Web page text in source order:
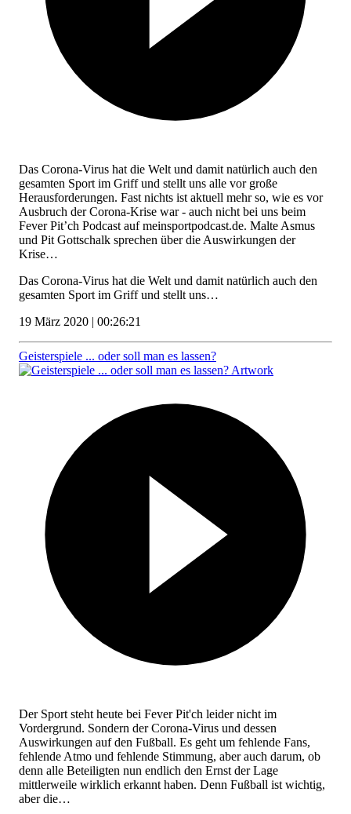
Das Corona-Virus hat die Welt und damit natürlich auch den
gesamten Sport im Griff und stellt uns alle vor große
Herausforderungen. Fast nichts ist aktuell mehr so, wie es vor
Ausbruch der Corona-Krise war - auch nicht bei uns beim
Fever Pit’ch Podcast auf meinsportpodcast.de. Malte Asmus
und Pit Gottschalk sprechen über die Auswirkungen der
Krise…
Das Corona-Virus hat die Welt und damit natürlich auch den
gesamten Sport im Griff und stellt uns…
19 März 2020 | 00:26:21
Geisterspiele ... oder soll man es lassen?
Der Sport steht heute bei Fever Pit'ch leider nicht im
Vordergrund. Sondern der Corona-Virus und dessen
Auswirkungen auf den Fußball. Es geht um fehlende Fans,
fehlende Atmo und fehlende Stimmung, aber auch darum, ob
denn alle Beteiligten nun endlich den Ernst der Lage
mittlerweile wirklich erkannt haben. Denn Fußball ist wichtig,
aber die…